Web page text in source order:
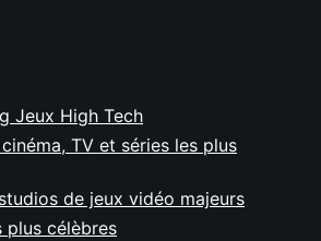
Jeux High Tech
TV et séries les plus
de jeux vidéo majeurs
plus célèbres